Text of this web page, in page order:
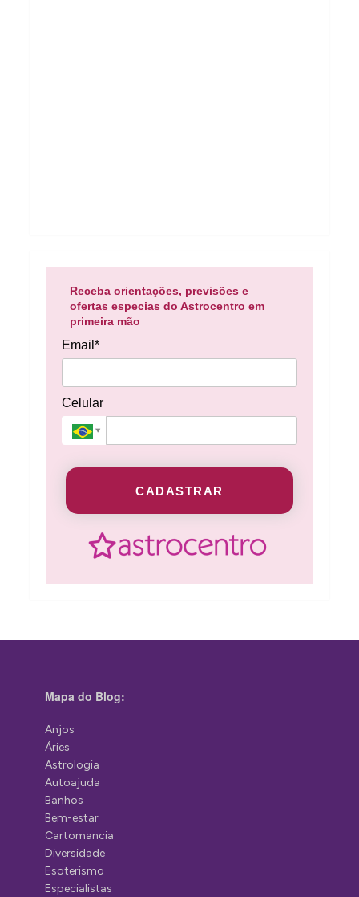
Receba orientações, previsões e
ofertas especias do Astrocentro em
primeira mão
Email*
Celular
CADASTRAR
Mapa do Blog:
Anjos
Áries
Astrologia
Autoajuda
Banhos
Bem-estar
Cartomancia
Diversidade
Esoterismo
Especialistas